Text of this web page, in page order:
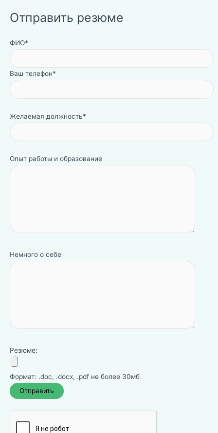
Отправить резюме
ФИО*
Ваш телефон*
Желаемая должность*
Опыт работы и образование
Немного о себе
Резюме:
Формат: .doc, .docx, .pdf не более 30мб